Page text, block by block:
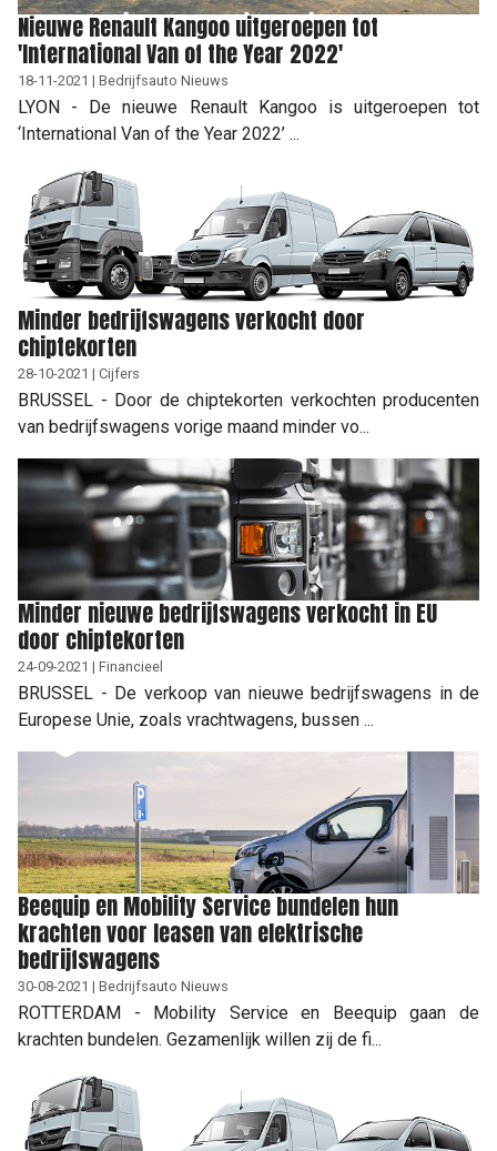
Nieuwe Renault Kangoo uitgeroepen tot
'International Van of the Year 2022'
18-11-2021 | Bedrijfsauto Nieuws
LYON - De nieuwe Renault Kangoo is uitgeroepen tot
‘International Van of the Year 2022’ ...
Minder bedrijfswagens verkocht door
chiptekorten
28-10-2021 | Cijfers
BRUSSEL - Door de chiptekorten verkochten producenten
van bedrijfswagens vorige maand minder vo...
Minder nieuwe bedrijfswagens verkocht in EU
door chiptekorten
24-09-2021 | Financieel
BRUSSEL - De verkoop van nieuwe bedrijfswagens in de
Europese Unie, zoals vrachtwagens, bussen ...
Beequip en Mobility Service bundelen hun
krachten voor leasen van elektrische
bedrijfswagens
30-08-2021 | Bedrijfsauto Nieuws
ROTTERDAM - Mobility Service en Beequip gaan de
krachten bundelen. Gezamenlijk willen zij de fi...